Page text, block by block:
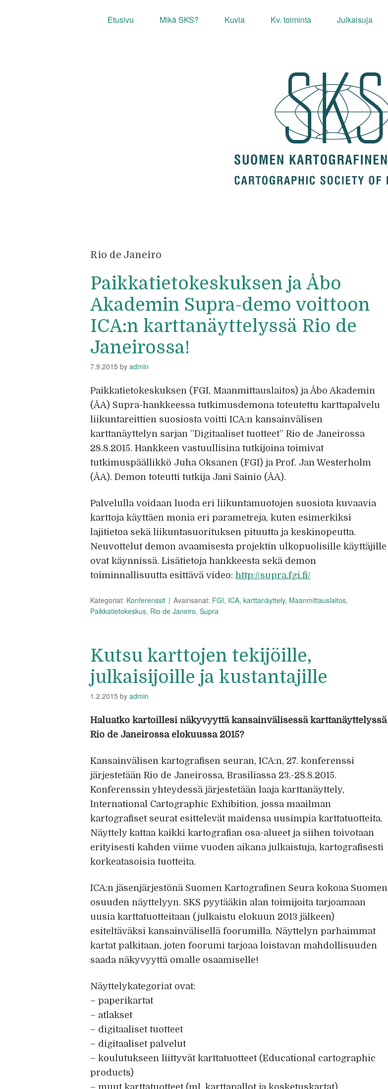
Etusivu Mikä SKS? Kuvia Kv. toiminta Julkaisuja
Rio de Janeiro
Paikkatietokeskuksen ja Åbo
Akademin Supra-demo voittoon
ICA:n karttanäyttelyssä Rio de
Janeirossa!
7.9.2015 by admin
Paikkatietokeskuksen (FGI, Maanmittauslaitos) ja Åbo Akademin
(ÅA) Supra-hankkeessa tutkimusdemona toteutettu karttapalvelu
liikuntareittien suosiosta voitti ICA:n kansainvälisen
karttanäyttelyn sarjan ”Digitaaliset tuotteet” Rio de Janeirossa
28.8.2015. Hankkeen vastuullisina tutkijoina toimivat
tutkimuspäällikkö Juha Oksanen (FGI) ja Prof. Jan Westerholm
(ÅA). Demon toteutti tutkija Jani Sainio (ÅA).
Palvelulla voidaan luoda eri liikuntamuotojen suosiota kuvaavia
karttoja käyttäen monia eri parametreja, kuten esimerkiksi
lajitietoa sekä liikuntasuorituksen pituutta ja keskinopeutta.
Neuvottelut demon avaamisesta projektin ulkopuolisille käyttäjille
ovat käynnissä. Lisätietoja hankkeesta sekä demon
toiminnallisuutta esittävä video: http://supra.fgi.fi/
Kategoriat: Konferenssit Avainsanat: FGI, ICA, karttanäyttely, Maanmittauslaitos,
Paikkatietokeskus, Rio de Janeiro, Supra
Kutsu karttojen tekijöille,
julkaisijoille ja kustantajille
1.2.2015 by admin
Haluatko kartoillesi näkyvyyttä kansainvälisessä karttanäyttelyssä
Rio de Janeirossa elokuussa 2015?
Kansainvälisen kartografisen seuran, ICA:n, 27. konferenssi
järjestetään Rio de Janeirossa, Brasiliassa 23.-28.8.2015.
Konferenssin yhteydessä järjestetään laaja karttanäyttely,
International Cartographic Exhibition, jossa maailman
kartografiset seurat esittelevät maidensa uusimpia karttatuotteita.
Näyttely kattaa kaikki kartografian osa-alueet ja siihen toivotaan
erityisesti kahden viime vuoden aikana julkaistuja, kartografisesti
korkeatasoisia tuotteita.
ICA:n jäsenjärjestönä Suomen Kartografinen Seura kokoaa Suomen
osuuden näyttelyyn. SKS pyytääkin alan toimijoita tarjoamaan
uusia karttatuotteitaan (julkaistu elokuun 2013 jälkeen)
esiteltäväksi kansainvälisellä foorumilla. Näyttelyn parhaimmat
kartat palkitaan, joten foorumi tarjoaa loistavan mahdollisuuden
saada näkyvyyttä omalle osaamiselle!
Näyttelykategoriat ovat:
– paperikartat
– atlakset
– digitaaliset tuotteet
– digitaaliset palvelut
– koulutukseen liittyvät karttatuotteet (Educational cartographic
products)
– muut karttatuotteet (ml. karttapallot ja kosketuskartat)